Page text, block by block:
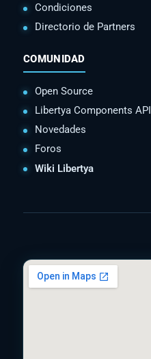
Condiciones
Directorio de Partners
COMUNIDAD
Open Source
Libertya Components API
Novedades
Foros
Wiki Libertya